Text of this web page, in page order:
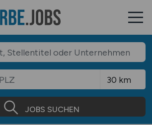
JOBS SUCHEN